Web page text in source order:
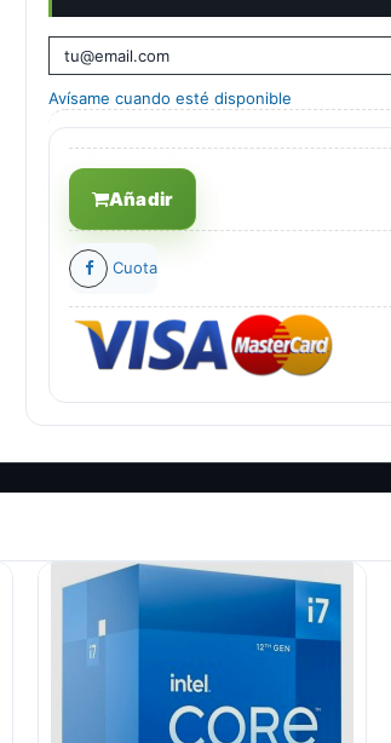
Avísame cuando esté disponible
Añadir
Cuota